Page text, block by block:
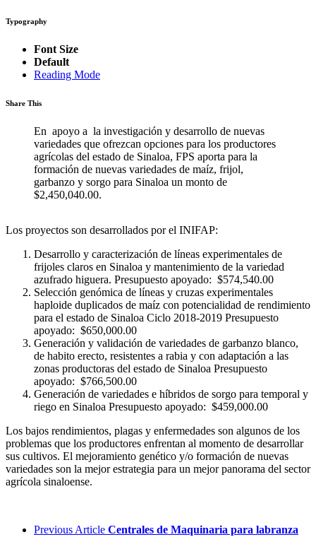
Typography
Font Size
Default
Reading Mode
Share This
En apoyo a la investigación y desarrollo de nuevas
variedades que ofrezcan opciones para los productores
agrícolas del estado de Sinaloa, FPS aporta para la
formación de nuevas variedades de maíz, frijol,
garbanzo y sorgo para Sinaloa un monto de
$2,450,040.00.
Los proyectos son desarrollados por el INIFAP:
Desarrollo y caracterización de líneas experimentales de
frijoles claros en Sinaloa y mantenimiento de la variedad
azufrado higuera. Presupuesto apoyado: $574,540.00
Selección genómica de líneas y cruzas experimentales
haploide duplicados de maíz con potencialidad de rendimiento
para el estado de Sinaloa Ciclo 2018-2019 Presupuesto
apoyado: $650,000.00
Generación y validación de variedades de garbanzo blanco,
de habito erecto, resistentes a rabia y con adaptación a las
zonas productoras del estado de Sinaloa Presupuesto
apoyado: $766,500.00
Generación de variedades e híbridos de sorgo para temporal y
riego en Sinaloa Presupuesto apoyado: $459,000.00
Los bajos rendimientos, plagas y enfermedades son algunos de los
problemas que los productores enfrentan al momento de desarrollar
sus cultivos. El mejoramiento genético y/o formación de nuevas
variedades son la mejor estrategia para un mejor panorama del sector
agrícola sinaloense.
Previous Article Centrales de Maquinaria para labranza